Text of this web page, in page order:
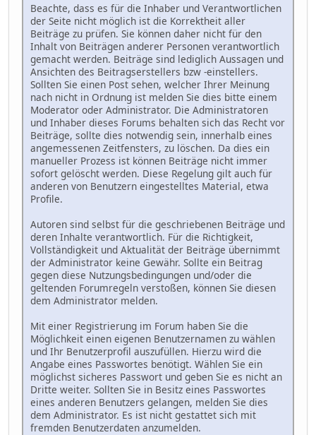
Beachte, dass es für die Inhaber und Verantwortlichen
der Seite nicht möglich ist die Korrektheit aller
Beiträge zu prüfen. Sie können daher nicht für den
Inhalt von Beiträgen anderer Personen verantwortlich
gemacht werden. Beiträge sind lediglich Aussagen und
Ansichten des Beitragserstellers bzw -einstellers.
Sollten Sie einen Post sehen, welcher Ihrer Meinung
nach nicht in Ordnung ist melden Sie dies bitte einem
Moderator oder Administrator. Die Administratoren
und Inhaber dieses Forums behalten sich das Recht vor
Beiträge, sollte dies notwendig sein, innerhalb eines
angemessenen Zeitfensters, zu löschen. Da dies ein
manueller Prozess ist können Beiträge nicht immer
sofort gelöscht werden. Diese Regelung gilt auch für
anderen von Benutzern eingestelltes Material, etwa
Profile.
Autoren sind selbst für die geschriebenen Beiträge und
deren Inhalte verantwortlich. Für die Richtigkeit,
Vollständigkeit und Aktualität der Beiträge übernimmt
der Administrator keine Gewähr. Sollte ein Beitrag
gegen diese Nutzungsbedingungen und/oder die
geltenden Forumregeln verstoßen, können Sie diesen
dem Administrator melden.
Mit einer Registrierung im Forum haben Sie die
Möglichkeit einen eigenen Benutzernamen zu wählen
und Ihr Benutzerprofil auszufüllen. Hierzu wird die
Angabe eines Passwortes benötigt. Wählen Sie ein
möglichst sicheres Passwort und geben Sie es nicht an
Dritte weiter. Sollten Sie in Besitz eines Passwortes
eines anderen Benutzers gelangen, melden Sie dies
dem Administrator. Es ist nicht gestattet sich mit
fremden Benutzerdaten anzumelden.